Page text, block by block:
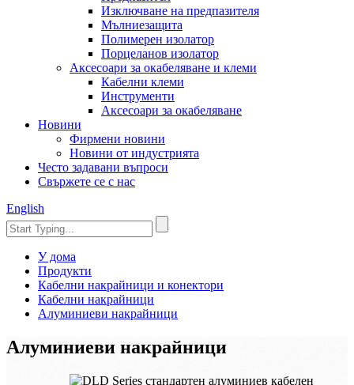
Изключване на предпазителя
Мълниезащита
Полимерен изолатор
Порцеланов изолатор
Аксесоари за окабеляване и клеми
Кабелни клеми
Инструменти
Аксесоари за окабеляване
Новини
Фирмени новини
Новини от индустрията
Често задавани въпроси
Свържете се с нас
English
У дома
Продукти
Кабелни накрайници и конектори
Кабелни накрайници
Алуминиеви накрайници
Алуминиеви накрайници